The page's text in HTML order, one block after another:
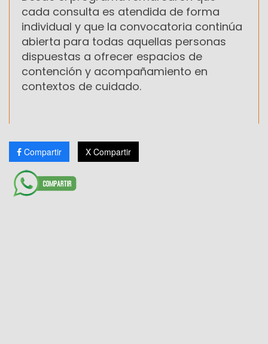
cada consulta es atendida de forma
individual y que la convocatoria continúa
abierta para todas aquellas personas
dispuestas a ofrecer espacios de
contención y acompañamiento en
contextos de cuidado.
Compartir X Compartir